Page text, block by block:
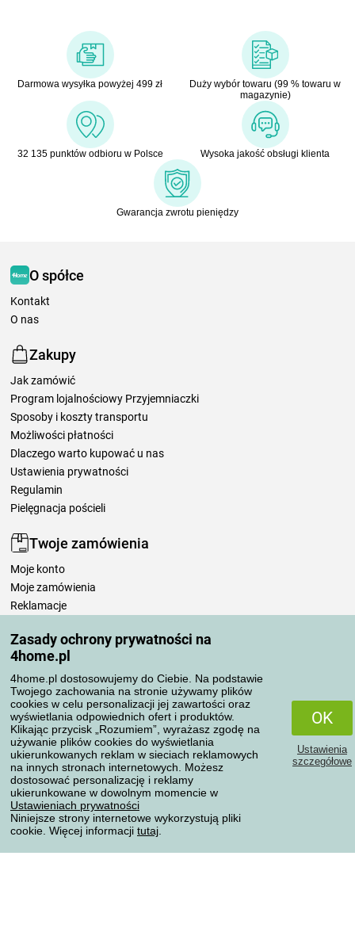
Zasady ochrony prywatności na
4home.pl
4home.pl dostosowujemy do Ciebie. Na podstawie
Twojego zachowania na stronie używamy plików
cookies w celu personalizacji jej zawartości oraz
wyświetlania odpowiednich ofert i produktów.
Klikając przycisk „Rozumiem”, wyrażasz zgodę na
używanie plików cookies do wyświetlania
ukierunkowanych reklam w sieciach reklamowych
na innych stronach internetowych. Możesz
dostosować personalizację i reklamy
ukierunkowane w dowolnym momencie w
Ustawieniach prywatności
Niniejsze strony internetowe wykorzystują pliki
cookie. Więcej informacji tutaj
OK
Ustawienia
szczegółowe
Darmowa wysyłka powyżej 499 zł
Duży wybór towaru (99 % towaru w
magazynie)
32 135 punktów odbioru w Polsce Wysoka jakość obsługi klienta
Gwarancja zwrotu pieniędzy
O spółce
Kontakt
O nas
Zakupy
Jak zamówić
Program lojalnościowy Przyjemniaczki
Sposoby i koszty transportu
Możliwości płatności
Dlaczego warto kupować u nas
Ustawienia prywatności
Regulamin
Pielęgnacja pościeli
Twoje zamówienia
Moje konto
Moje zamówienia
Reklamacje
Zasady przetwarzania recenzji
Sposoby transportu
Metody płatności
Niezawodny sklep